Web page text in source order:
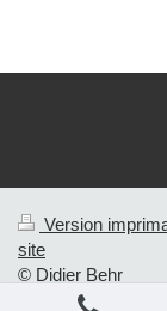
Version
site
© Didier Behr